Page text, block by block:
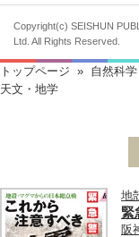
Copyright(c) SEISHUN
Ltd. All Rights Reserved.
トップページ » 自然科学
天文・地学
地
緊
阪